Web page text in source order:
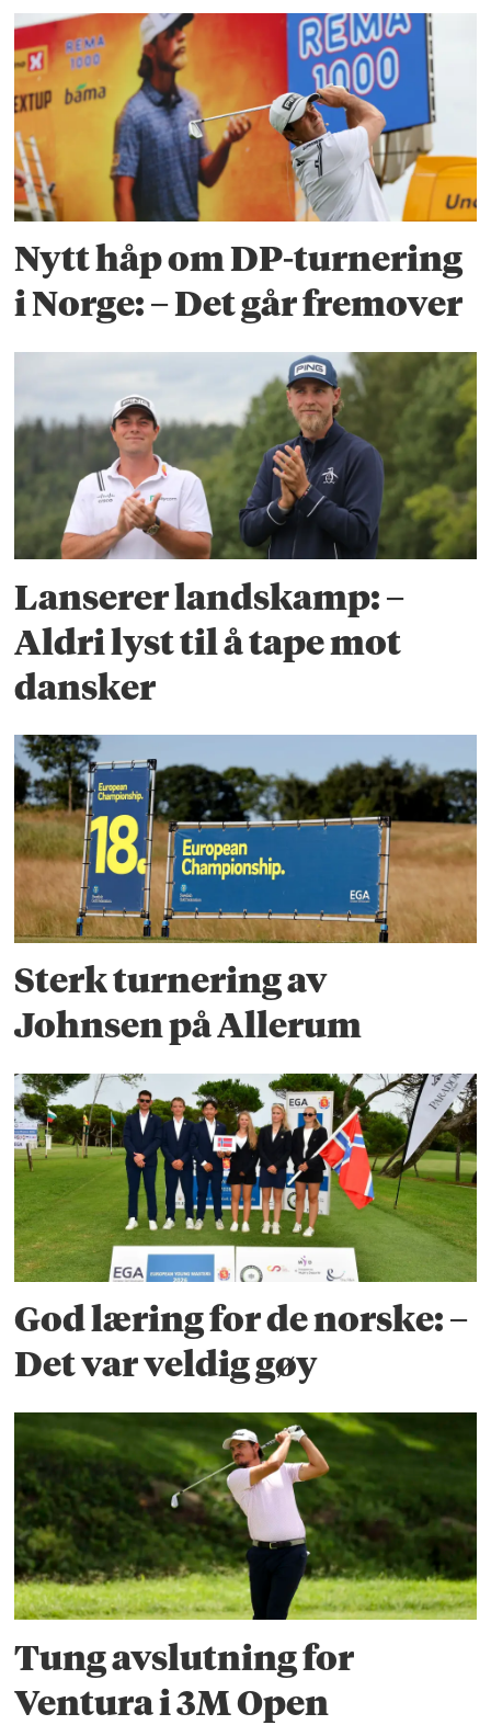
Nytt håp om DP-turnering
i Norge: – Det går fremover
Lanserer landskamp: –
Aldri lyst til å tape mot
dansker
Sterk turnering av
Johnsen på Allerum
God læring for de norske: –
Det var veldig gøy
Tung avslutning for
Ventura i 3M Open